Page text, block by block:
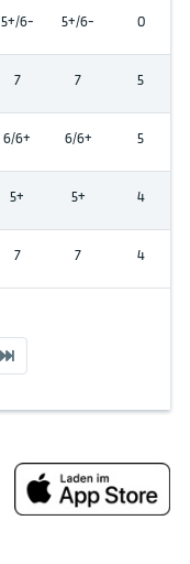
5+/6- 5+/6- 0
7 7 5
6/6+ 6/6+ 5
5+ 5+ 4
7 7 4